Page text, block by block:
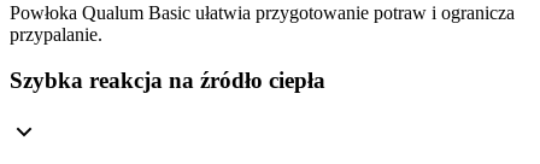
Powłoka Qualum Basic ułatwia przygotowanie potraw i ogranicza
przypalanie.
Szybka reakcja na źródło ciepła